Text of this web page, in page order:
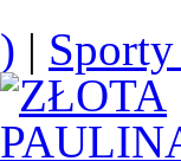
) |